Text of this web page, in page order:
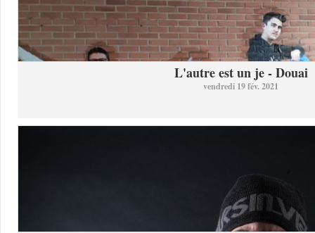
L'autre est un je - Douai
vendredi 19 fév. 2021